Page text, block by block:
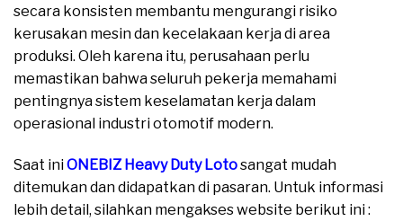
secara konsisten membantu mengurangi risiko
kerusakan mesin dan kecelakaan kerja di area
produksi. Oleh karena itu, perusahaan perlu
memastikan bahwa seluruh pekerja memahami
pentingnya sistem keselamatan kerja dalam
operasional industri otomotif modern.
Saat iniONEBIZ Heavy Duty Lotosangat mudah
ditemukan dan didapatkan di pasaran. Untuk informasi
lebih detail, silahkan mengakses website berikut ini :